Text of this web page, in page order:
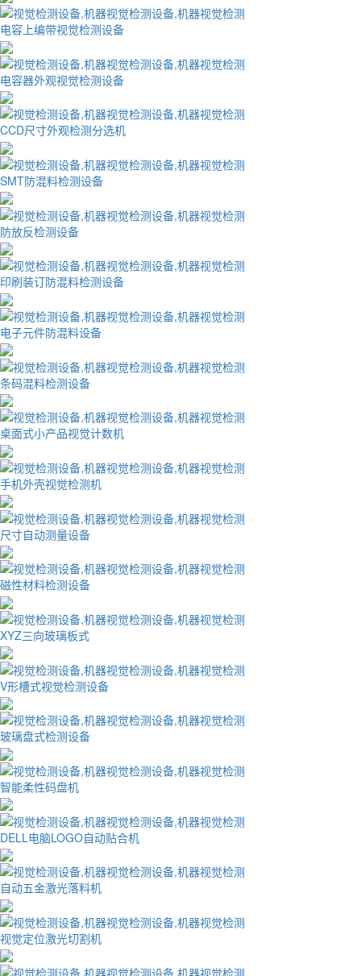
电容上编带视觉检测设备
电容器外观视觉检测设备
CCD尺寸外观检测分选机
SMT防混料检测设备
防放反检测设备
印刷装订防混料检测设备
电子元件防混料设备
条码混料检测设备
桌面式小产品视觉计数机
手机外壳视觉检测机
尺寸自动测量设备
磁性材料检测设备
XYZ三向玻璃板式
V形槽式视觉检测设备
玻璃盘式检测设备
智能柔性码盘机
DELL电脑LOGO自动贴合机
自动五金激光落料机
视觉定位激光切割机